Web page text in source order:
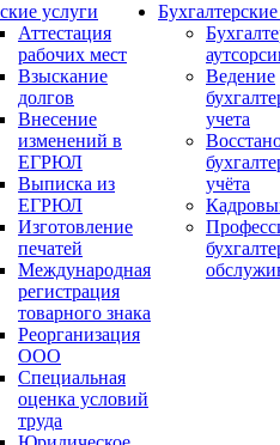
услуги
Аттестация
рабочих мест
Взыскание
долгов
Внесение
изменений в
ЕГРЮЛ
Выписка из
ЕГРЮЛ
Изготовление
печатей
Международная
регистрация
товарного знака
Реорганизация
ООО
Специальная
оценка условий
труда
Ведение
учета
учёта